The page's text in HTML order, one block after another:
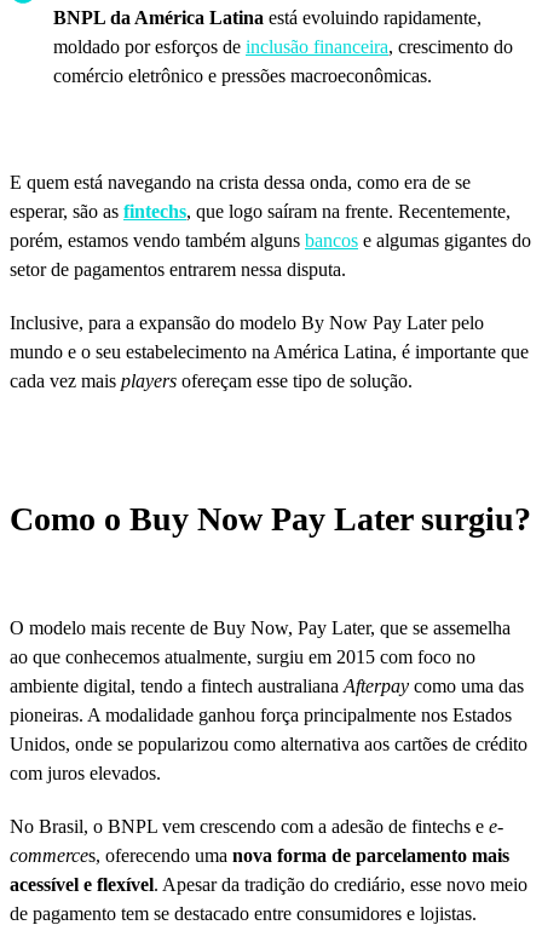
BNPL da América Latina está evoluindo rapidamente,
moldado por esforços de inclusão financeira, crescimento do
comércio eletrônico e pressões macroeconômicas.
E quem está navegando na crista dessa onda, como era de se
esperar, são as fintechs, que logo saíram na frente. Recentemente,
porém, estamos vendo também alguns bancos e algumas gigantes do
setor de pagamentos entrarem nessa disputa.
Inclusive, para a expansão do modelo By Now Pay Later pelo
mundo e o seu estabelecimento na América Latina, é importante que
cada vez mais players ofereçam esse tipo de solução.
Como o Buy Now Pay Later surgiu?
O modelo mais recente de Buy Now, Pay Later, que se assemelha
ao que conhecemos atualmente, surgiu em 2015 com foco no
ambiente digital, tendo a fintech australiana Afterpay como uma das
pioneiras. A modalidade ganhou força principalmente nos Estados
Unidos, onde se popularizou como alternativa aos cartões de crédito
com juros elevados.
No Brasil, o BNPL vem crescendo com a adesão de fintechs e e-
commerces, oferecendo uma nova forma de parcelamento mais
acessível e flexível. Apesar da tradição do crediário, esse novo meio
de pagamento tem se destacado entre consumidores e lojistas.